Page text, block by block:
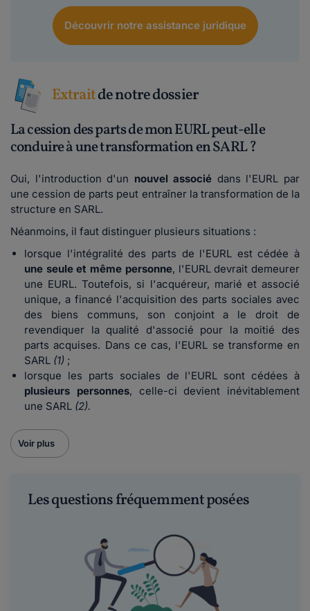
Découvrir notre assistance juridique
Extraitde notre dossier
La cession des parts de mon EURL peut-elle
conduire à une transformation en SARL ?
Oui, l'introduction d'un nouvel associé dans l'EURL par
une cession de parts peut entraîner la transformation de la
structure en SARL.
Néanmoins, il faut distinguer plusieurs situations :
lorsque l'intégralité des parts de l'EURL est cédée à
une seule et même personne, l'EURL devrait demeurer
une EURL. Toutefois, si l'acquéreur, marié et associé
unique, a financé l'acquisition des parts sociales avec
des biens communs, son conjoint a le droit de
revendiquer la qualité d'associé pour la moitié des
parts acquises. Dans ce cas, l'EURL se transforme en
SARL (1) ;
lorsque les parts sociales de l'EURL sont cédées à
plusieurs personnes, celle-ci devient inévitablement
une SARL (2).
Voir plus
Les questions fréquemment posées